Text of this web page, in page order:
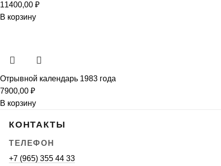
11400,00 ₽
В корзину
Отрывной календарь 1983 года
7900,00 ₽
В корзину
КОНТАКТЫ
ТЕЛЕФОН
+7 (965) 355 44 33